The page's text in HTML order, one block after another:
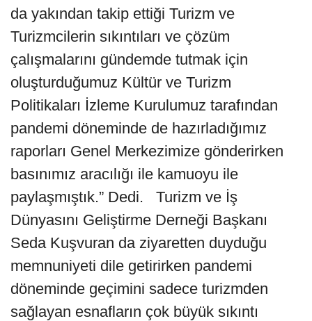
da yakından takip ettiği Turizm ve
Turizmcilerin sıkıntıları ve çözüm
çalışmalarını gündemde tutmak için
oluşturduğumuz Kültür ve Turizm
Politikaları İzleme Kurulumuz tarafından
pandemi döneminde de hazırladığımız
raporları Genel Merkezimize gönderirken
basınımız aracılığı ile kamuoyu ile
paylaşmıştık.” Dedi. Turizm ve İş
Dünyasını Geliştirme Derneği Başkanı
Seda Kuşvuran da ziyaretten duyduğu
memnuniyeti dile getirirken pandemi
döneminde geçimini sadece turizmden
sağlayan esnafların çok büyük sıkıntı